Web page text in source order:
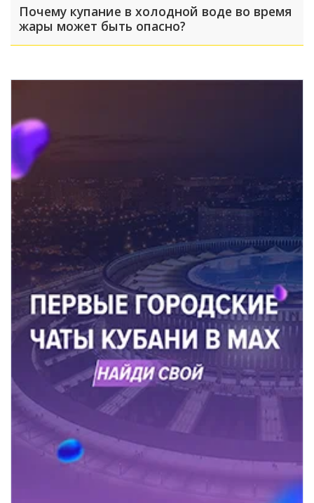
Почему купание в холодной воде во время
жары может быть опасно?